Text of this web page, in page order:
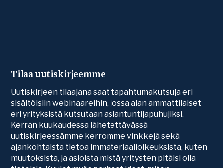
Tilaa uutiskirjeemme
Uutiskirjeen tilaajana saat tapahtumakutsuja eri
sisältöisiin webinaareihin, jossa alan ammattilaiset
eri yrityksistä kutsutaan asiantuntijapuhujiksi.
Kerran kuukaudessa lähetettävässä
uutiskirjeessämme kerromme vinkkejä sekä
ajankohtaista tietoa immateriaalioikeuksista, kuten
muutoksista, ja asioista mistä yritysten pitäisi olla